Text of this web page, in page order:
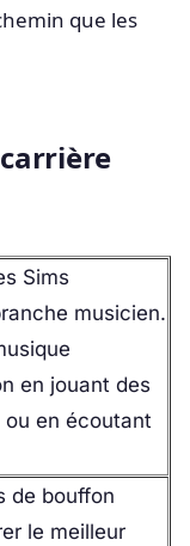
que les
Sims
musicien.
en jouant des
ou en écoutant
de bouffon
le meilleur